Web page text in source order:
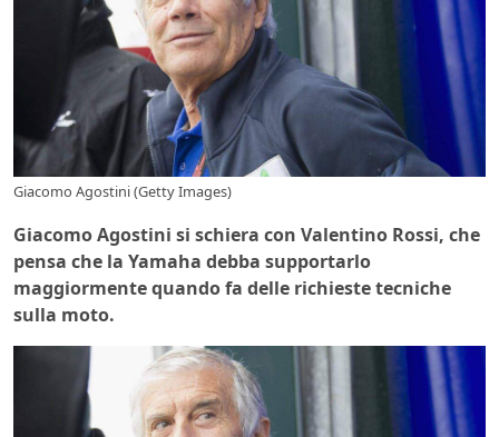
Giacomo Agostini (Getty Images)
Giacomo Agostini si schiera con Valentino Rossi, che
pensa che la Yamaha debba supportarlo
maggiormente quando fa delle richieste tecniche
sulla moto.